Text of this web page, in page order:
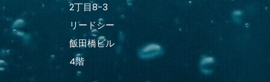
2丁目8-3
リードシー
飯田橋ビル
4階